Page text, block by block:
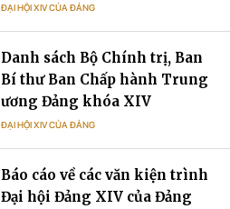
ĐẠI HỘI XIV CỦA ĐẢNG
Danh sách Bộ Chính trị, Ban
Bí thư Ban Chấp hành Trung
ương Đảng khóa XIV
ĐẠI HỘI XIV CỦA ĐẢNG
Báo cáo về các văn kiện trình
Đại hội Đảng XIV của Đảng